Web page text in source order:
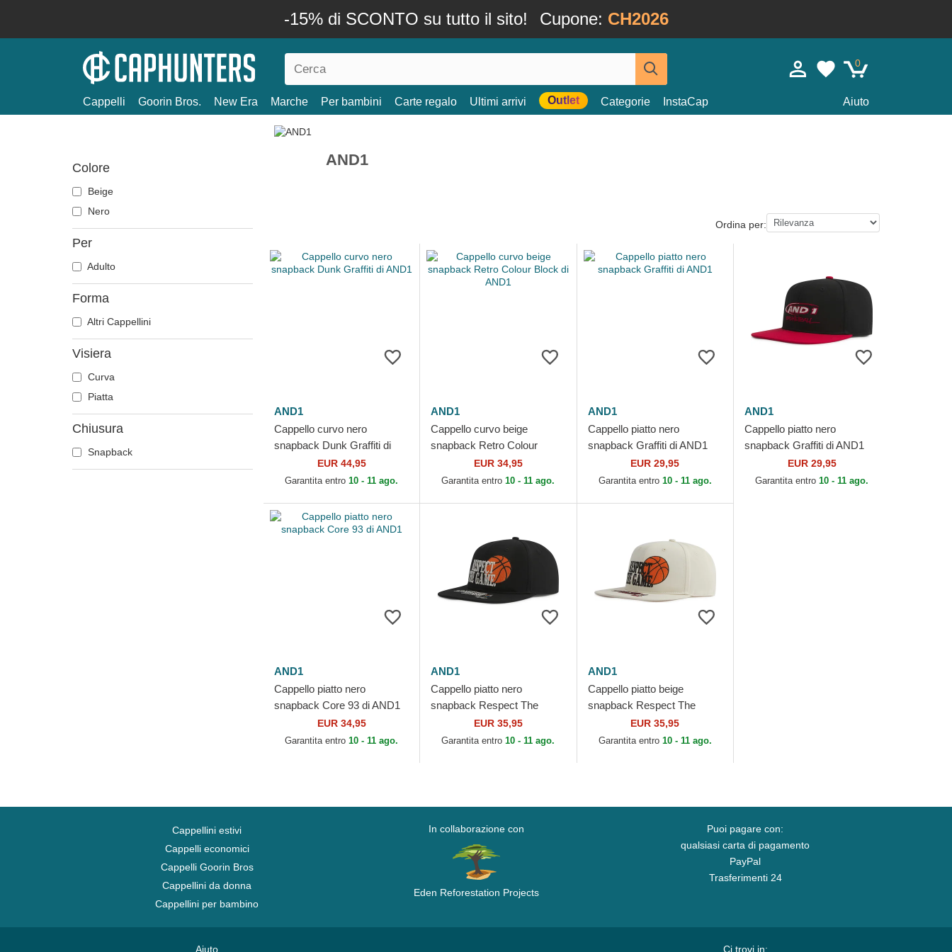
-15% di SCONTO su tutto il sito! Cupone: CH2026
0
Cappelli Goorin Bros. New Era Marche Per bambini Carte regalo Ultimi arrivi Outlet Categorie InstaCap Aiuto
Colore
Beige
Nero
Per
Adulto
Forma
Altri Cappellini
Visiera
Curva
Piatta
Chiusura
Snapback
AND1
Ordina per:
AND1
Cappello curvo nero
snapback Dunk Graffiti di
EUR 44,95
Garantita entro10 - 11 ago.
AND1
Cappello curvo beige
snapback Retro Colour
Block di AND1EUR 34,95
Garantita entro10 - 11 ago.
AND1
Cappello piatto nero
snapback Graffiti di AND1
EUR 29,95
Garantita entro 10 - 11 ago.
AND1
Cappello piatto nero
snapback Graffiti di AND1
EUR 29,95
Garantita entro10 - 11 ago.
AND1
Cappello piatto nero
snapback Core 93 di AND1
EUR 34,95
Garantita entro10 - 11 ago.
AND1
Cappello piatto nero
snapback Respect The
Game Slogan di AND1
EUR 35,95
Garantita entro10 - 11 ago.
AND1
Cappello piatto beige
snapback Respect The
Game Slogan di AND1
EUR 35,95
Garantita entro 10 - 11 ago.
Cappellini estivi
Cappelli economici
Cappelli Goorin Bros
Cappellini da donna
Cappellini per bambino
In collaborazione con
Eden Reforestation Projects
Puoi pagare con:
qualsiasi carta di pagamento
PayPal
Trasferimenti 24
Aiuto Ci trovi in: